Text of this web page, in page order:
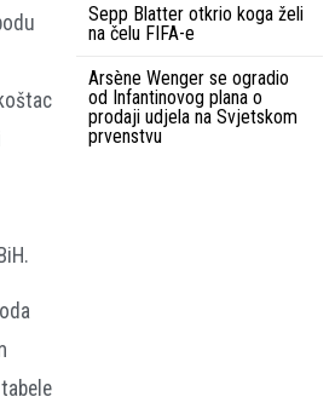
Sepp Blatter otkrio koga želi
na čelu FIFA-e
Arsène Wenger se ogradio
od Infantinovog plana o
prodaji udjela na Svjetskom
prvenstvu